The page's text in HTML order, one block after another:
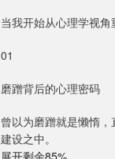
当我开始从心理学视角
01
磨蹭背后的心理密码
曾以为磨蹭就是懒惰
建设之中。
展开剩余85%